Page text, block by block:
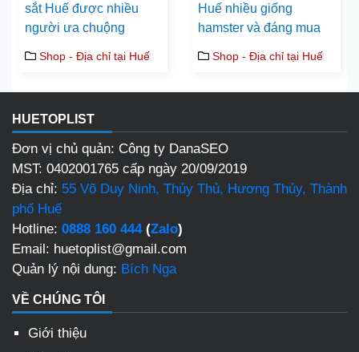
sắt Huế được nhiều
người ưa chuộng
Shop - Địa chỉ tại Huế
Huế nhiều giống
hamster và đáng mua
Shop - Địa chỉ tại Huế
HUETOPLIST
Đơn vị chủ quản: Công ty DanaSEO
MST: 0402001765 cấp ngày 20/09/2019
Địa chỉ: 55 Võ Duy Ninh, Thủy Thủ, Hương Thủy, Thành
phố Huế
Hotline: 0888 160 444(Zalo)
Email: huetoplist@gmail.com
Quản lý nội dung: Bích Nga
VỀ CHÚNG TÔI
Giới thiệu